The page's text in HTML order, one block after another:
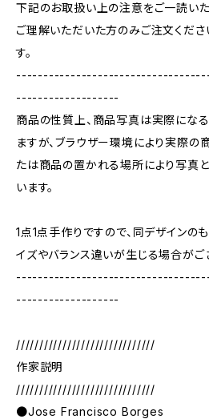
下記のお取扱い上の注意をご一読い
ご理解いただいた方のみご注文くだ
す。
-------------------
商品の性質上、商品写真は実際にな
ますが、ブラウザー環境により実際の
たは商品の置かれる場所により写真
います。
1点1点手作りですので、同デザインの
イズやバランス違いが生じる場合がご
-------------------
//////////////////////////////
作家説明
//////////////////////////////
●Jose Francisco Borges